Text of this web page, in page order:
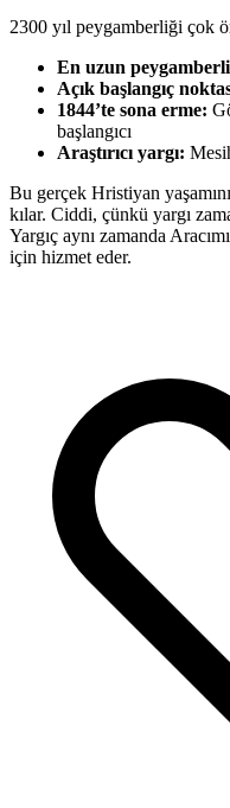
2300 yıl peygamberliği çok
En uzun
Açık başlangıç
1844’te sona erme:
başlangıcı
Araştırıcı yargı:
Bu gerçek Hristiyan
kılar. Ciddi, çünkü yargı
Yargıç aynı zamanda
için hizmet eder.